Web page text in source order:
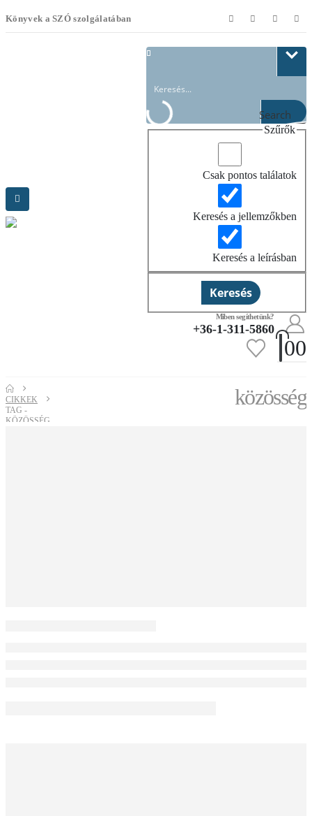
Könyvek a SZÓ szolgálatában
Search
Szűrők
Csak pontos találatok
Keresés a jellemzőkben
Keresés a leírásban
Keresés
Miben segíthetünk?
+36-1-311-5860
00
közösség
CIKKEK
TAG -
KÖZÖSSÉG